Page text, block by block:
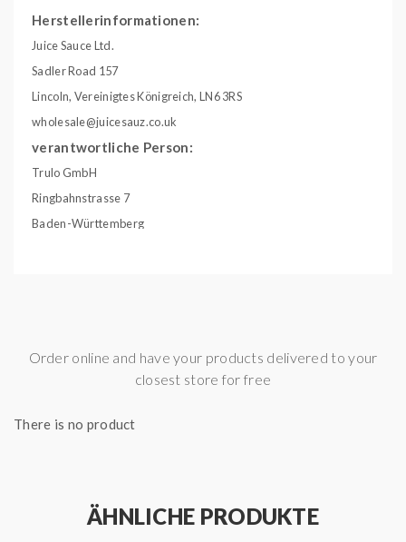
Herstellerinformationen:
Juice Sauce Ltd.
Sadler Road 157
Lincoln, Vereinigtes Königreich, LN6 3RS
wholesale@juicesauz.co.uk
verantwortliche Person:
Trulo GmbH
Ringbahnstrasse 7
Baden-Württemberg
Flasche
Order online and have your products delivered to your
closest store for free
There is no product
ÄHNLICHE PRODUKTE